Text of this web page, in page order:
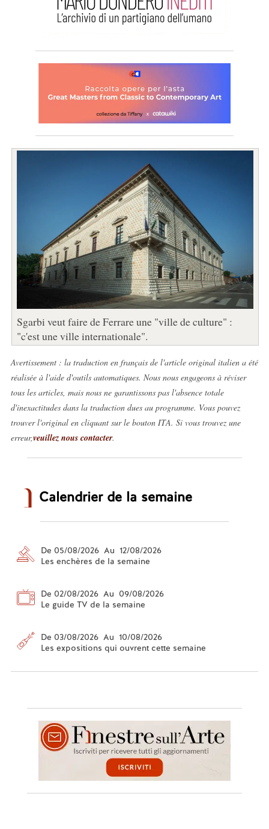
Sgarbi veut faire de Ferrare une "ville de culture" :
"c'est une ville internationale".
Avertissement : la traduction en français de l'article original italien a été
réalisée à l'aide d'outils automatiques. Nous nous engageons à réviser
tous les articles, mais nous ne garantissons pas l'absence totale
d'inexactitudes dans la traduction dues au programme. Vous pouvez
trouver l'original en cliquant sur le bouton ITA. Si vous trouvez une
erreur,veuillez nous contacter.
Calendrier de la semaine
De 05/08/2026 Au 12/08/2026
Les enchères de la semaine
De 02/08/2026 Au 09/08/2026
Le guide TV de la semaine
De 03/08/2026 Au 10/08/2026
Les expositions qui ouvrent cette semaine